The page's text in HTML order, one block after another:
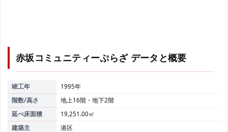
赤坂コミュニティーぷらざ データと概要
竣工年
1995年
階数/高さ
地上16階・地下2階
延べ床面積
19,251.00㎡
建築主
港区